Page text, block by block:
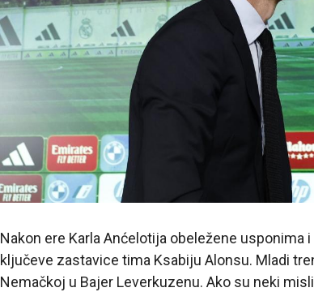
Nakon ere Karla Anćelotija obeležene usponima
ključeve zastavice tima Ksabiju Alonsu. Mladi
Nemačkoj u Bajer Leverkuzenu. Ako su neki